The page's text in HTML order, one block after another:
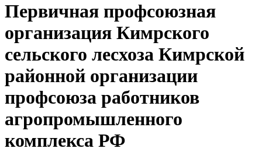
Первичная профсоюзная
организация Кимрского
сельского лесхоза Кимрской
районной организации
профсоюза работников
агропромышленного
комплекса РФ